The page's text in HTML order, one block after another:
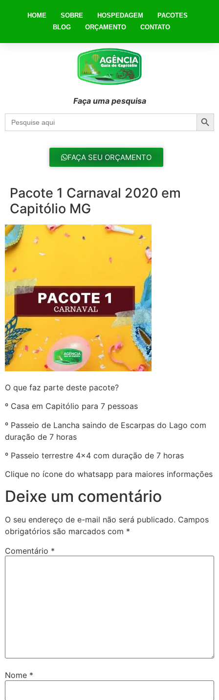
HOME SOBRE HOSPEDAGEM
PACOTES
BLOG
ORÇAMENTO CONTATO
Faça uma pesquisa
Search
for:
FAÇA SEU ORÇAMENTO
Pacote 1 Carnaval 2020 em
Capitólio MG
O que faz parte deste pacote?
º Casa em Capitólio para 7 pessoas
º Passeio de Lancha saindo de Escarpas do Lago com
duração de 7 horas
º Passeio terrestre 4×4 com duração de 7 horas
Clique no ícone do whatsapp para maiores informações
Deixe um comentário
O seu endereço de e-mail não será publicado. Campos
obrigatórios são marcados com *
Comentário *
Nome *